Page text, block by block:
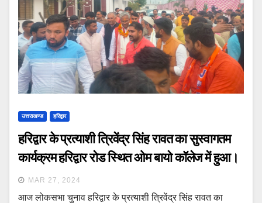
उत्तराखण्ड हरिद्वार
हरिद्वार के प्रत्याशी त्रिवेंद्र सिंह रावत का सुस्वागतम
कार्यक्रम हरिद्वार रोड स्थित ओम बायो कॉलेज में हुआ।
MAR 27, 2024
आज लोकसभा चुनाव हरिद्वार के प्रत्याशी त्रिवेंद्र सिंह रावत का